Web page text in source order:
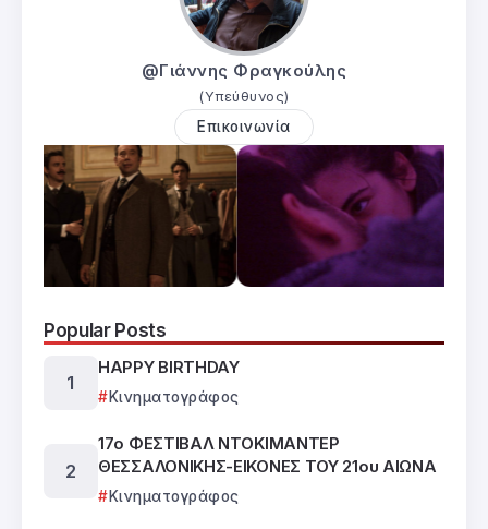
@Γιάννης Φραγκούλης
(Υπεύθυνος)
Επικοινωνία
Popular Posts
HAPPY BIRTHDAY
Κινηματογράφος
17ο ΦΕΣΤΙΒΑΛ ΝΤΟΚΙΜΑΝΤΕΡ
ΘΕΣΣΑΛΟΝΙΚΗΣ-ΕΙΚΟΝΕΣ ΤΟΥ 21ου ΑΙΩΝΑ
Κινηματογράφος